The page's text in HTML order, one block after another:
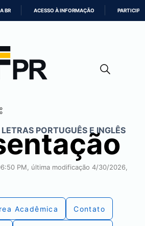
CONTEÚDO
BR ACESSO À INFORMAÇÃO PARTICIPE
PORTUGUÊS E INGLÊS
PM, última modificação 4/30/2026,
Acadêmica Contato